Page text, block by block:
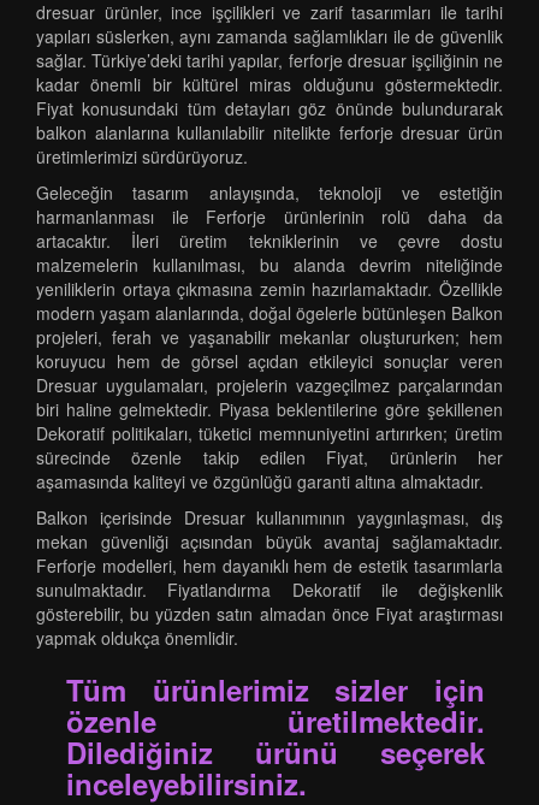
dresuar ürünler, ince işçilikleri ve zarif tasarımları ile tarihi
yapıları süslerken, aynı zamanda sağlamlıkları ile de güvenlik
sağlar. Türkiye’deki tarihi yapılar, ferforje dresuar işçiliğinin ne
kadar önemli bir kültürel miras olduğunu göstermektedir.
Fiyat konusundaki tüm detayları göz önünde bulundurarak
balkon alanlarına kullanılabilir nitelikte ferforje dresuar ürün
üretimlerimizi sürdürüyoruz.
Geleceğin tasarım anlayışında, teknoloji ve estetiğin
harmanlanması ile Ferforje ürünlerinin rolü daha da
artacaktır. İleri üretim tekniklerinin ve çevre dostu
malzemelerin kullanılması, bu alanda devrim niteliğinde
yeniliklerin ortaya çıkmasına zemin hazırlamaktadır. Özellikle
modern yaşam alanlarında, doğal ögelerle bütünleşen Balkon
projeleri, ferah ve yaşanabilir mekanlar oluştururken; hem
koruyucu hem de görsel açıdan etkileyici sonuçlar veren
Dresuar uygulamaları, projelerin vazgeçilmez parçalarından
biri haline gelmektedir. Piyasa beklentilerine göre şekillenen
Dekoratif politikaları, tüketici memnuniyetini artırırken; üretim
sürecinde özenle takip edilen Fiyat, ürünlerin her
aşamasında kaliteyi ve özgünlüğü garanti altına almaktadır.
Balkon içerisinde Dresuar kullanımının yaygınlaşması, dış
mekan güvenliği açısından büyük avantaj sağlamaktadır.
Ferforje modelleri, hem dayanıklı hem de estetik tasarımlarla
sunulmaktadır. Fiyatlandırma Dekoratif ile değişkenlik
gösterebilir, bu yüzden satın almadan önce Fiyat araştırması
yapmak oldukça önemlidir.
Tüm ürünlerimiz sizler için
özenle üretilmektedir.
Dilediğiniz ürünü seçerek
inceleyebilirsiniz.